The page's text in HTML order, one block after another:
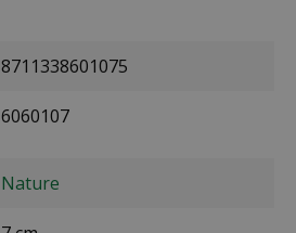
8711338601075
6060107
Nature